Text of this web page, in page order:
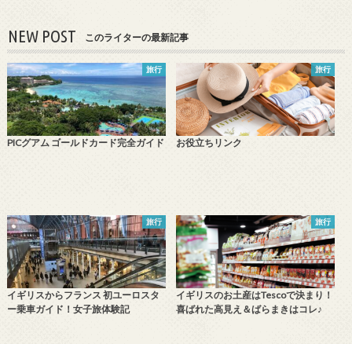
NEW POST このライターの最新記事
旅行
PICグアム ゴールドカード完全ガイド
旅行
お役立ちリンク
旅行
イギリスからフランス 初ユーロスタ
ー乗車ガイド！女子旅体験記
旅行
イギリスのお土産はTescoで決まり！
喜ばれた高見え＆ばらまきはコレ♪